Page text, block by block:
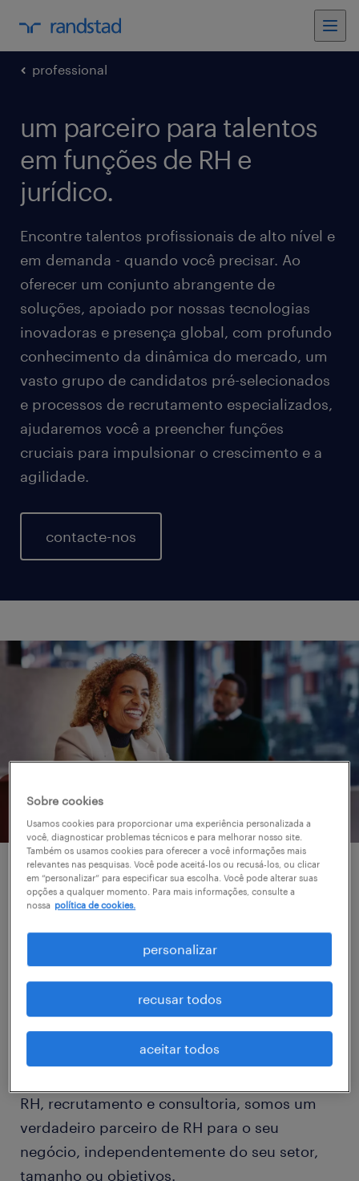
professional
um parceiro para talentos
em funções de RH e
jurídico.
Encontre talentos profissionais de alto nível e
em demanda - quando você precisar. Ao
oferecer um conjunto abrangente de
soluções, apoiado por nossas tecnologias
inovadoras e presença global, com profundo
conhecimento da dinâmica do mercado, um
vasto grupo de candidatos pré-selecionados
e processos de recrutamento especializados,
ajudaremos você a preencher funções
cruciais para impulsionar o crescimento e a
agilidade.
contacte-nos
descubra talentos
excepcionais em RH e
Com nosso diversificado grupo de
profissionais de RH e jurídico, podemos
encontrar o candidato ideal para as
necessidades específicas da sua empresa.
RH, recrutamento e consultoria, somos um
verdadeiro parceiro de RH para o seu
negócio, independentemente do seu setor,
tamanho ou objetivos.
Sobre cookies
Usamos cookies para proporcionar uma experiência personalizada a
você, diagnosticar problemas técnicos e para melhorar nosso site.
Também os usamos cookies para oferecer a você informações mais
relevantes nas pesquisas. Você pode aceitá-los ou recusá-los, ou clicar
em “personalizar” para especificar sua escolha. Você pode alterar suas
opções a qualquer momento. Para mais informações, consulte a
nossa política de cookies.
personalizar
recusar todos
aceitar todos